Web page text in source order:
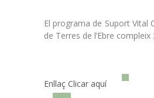
El programa de Suport Vital
de Terres de l’Ebre compleix
Enllaç Clicar aquí